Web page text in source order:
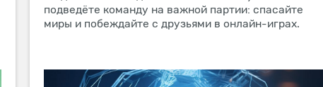
подведёте команду на важной партии: спасайте
миры и побеждайте с друзьями в онлайн-играх.